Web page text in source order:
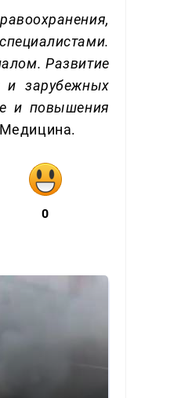
Развитие
и зарубежных
и повышения
0